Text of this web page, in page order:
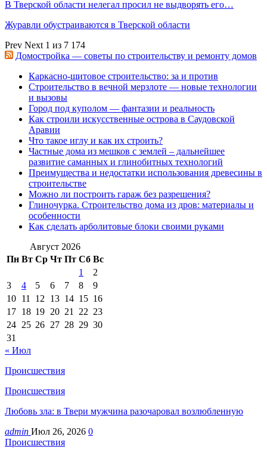
В Тверской области нелегал просил не выдворять его…
Журавли обустраиваются в Тверской области
Prev Next 1 из 7 174
Домостройка — советы по строительству и ремонту домов
Каркасно-щитовое строительство: за и против
Строительство в вечной мерзлоте — новые технологии
и вызовы
Город под куполом — фантазии и реальность
Как строили искусственные острова в Саудовской
Аравии
Что такое иглу и как их строить?
Частные дома из мешков с землей – дальнейшее
развитие саманных и глинобитных технологий
Преимущества и недостатки использования древесины в
строительстве
Можно ли построить гараж без разрешения?
Глиночурка. Строительство дома из дров: материалы и
особенности
Как сделать арболитовые блоки своими руками
Август 2026
Пн Вт Ср Чт Пт Сб Вс
1
2
3
4 5 6 7 8
9
10 11 12 13 14 15 16
17 18 19 20 21 22 23
24 25 26 27 28 29 30
31
« Июл
Происшествия
Происшествия
Любовь зла: в Твери мужчина разочаровал возлюбленную
admin Июл 26, 2026 0
Происшествия